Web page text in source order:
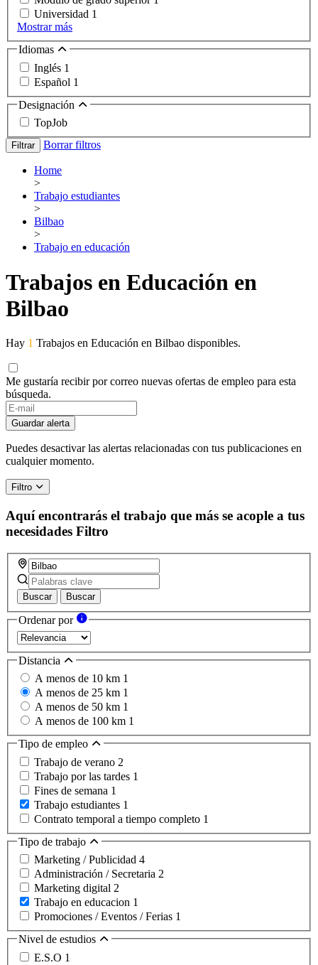
Universidad 1
Mostrar más
Idiomas
Inglés 1
Español 1
Designación
TopJob
Filtrar Borrar filtros
Home
>
Trabajo estudiantes
>
Bilbao
>
Trabajo en educación
Trabajos en Educación en
Bilbao
Hay 1 Trabajos en Educación en Bilbao disponibles.
Me gustaría recibir por correo nuevas ofertas de empleo para esta
búsqueda.
If
you
are
a
human,
ignore
this
field
Guardar alerta
Puedes desactivar las alertas relacionadas con tus publicaciones en
cualquier momento.
Filtro
Aquí encontrarás el trabajo que más se acople a tus
necesidades Filtro
Buscar Buscar
Ordenar por
Distancia
A menos de 10 km 1
A menos de 25 km 1
A menos de 50 km 1
A menos de 100 km 1
Tipo de empleo
Trabajo de verano 2
Trabajo por las tardes 1
Fines de semana 1
Trabajo estudiantes 1
Contrato temporal a tiempo completo 1
Tipo de trabajo
Marketing / Publicidad 4
Administración / Secretaria 2
Marketing digital 2
Trabajo en educacion 1
Promociones / Eventos / Ferias 1
Nivel de estudios
E.S.O 1